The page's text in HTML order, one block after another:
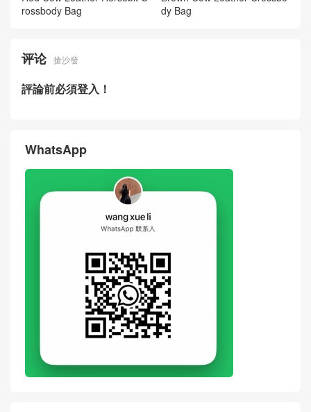
gram Crossbody Bag
New Gucci Women Bag 602
搶沙發
評論前必須登入！
WhatsApp